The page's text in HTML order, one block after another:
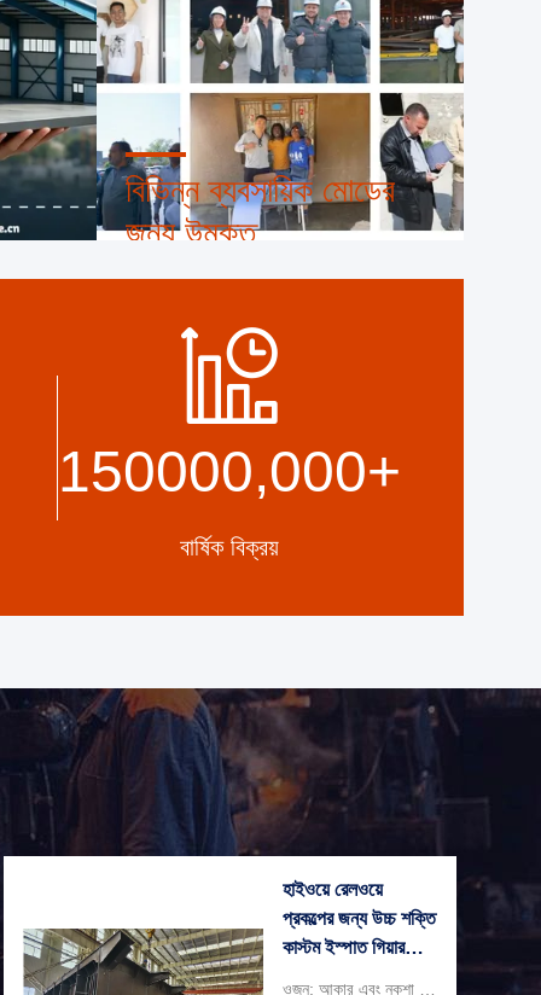
বিভিন্ন ব্যবসায়িক মোডের
জন্য উন্মুক্ত
এবং কৌশলগত ব্যবসায়িক মোড প্রতিষ্ঠার চেষ্টা করি
এবং বৈশ্বিক ব্যবসায়ের সুযোগের জন্য বিদেশী শাখা
এবং অফিস প্রতিষ্ঠার জন্য আগ্রহী
150000,000+
বার্ষিক বিক্রয়
হাইওয়ে রেলওয়ে
প্রকল্পের জন্য উচ্চ শক্তি
কাস্টম ইস্পাত গিয়ার